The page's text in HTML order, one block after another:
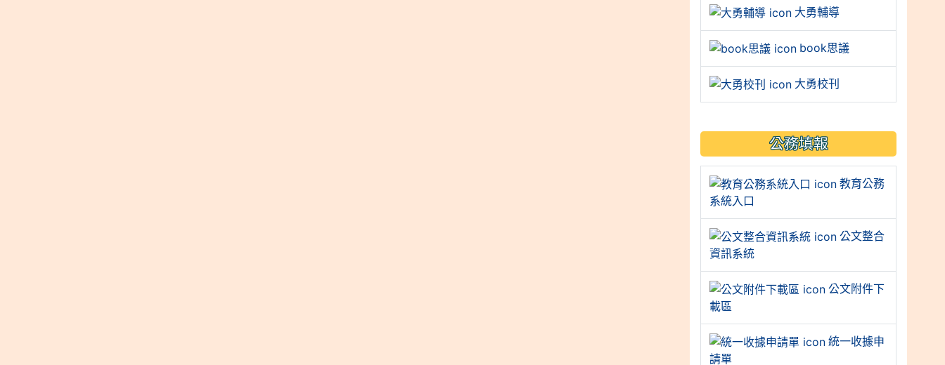
大勇輔導
book思議
大勇校刊
公務填報
教育公務
系統入口
公文整合
資訊系統
公文附件下
載區
統一收據申
請單